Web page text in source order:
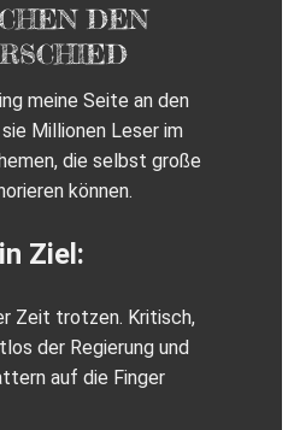
DEN
meine Seite an den
Millionen Leser im
die selbst große
können.
Ziel:
Zeit trotzen. Kritisch,
der Regierung und
auf die Finger